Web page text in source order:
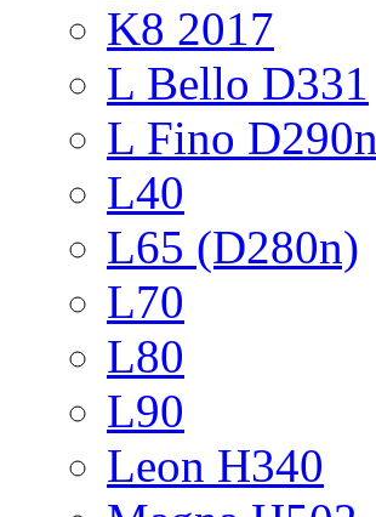
K8 2017
L Bello D331
L Fino D290n
L40
L65 (D280n)
L70
L80
L90
Leon H340